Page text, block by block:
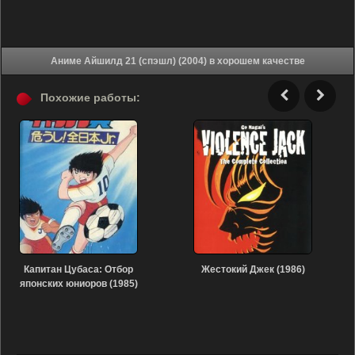
Аниме Айшилд 21 (спэшл) (2004) в хорошем качестве
Похожие работы:
Капитан Цубаса: Отбор
японских юниоров (1985)
Жестокий Джек (1986)